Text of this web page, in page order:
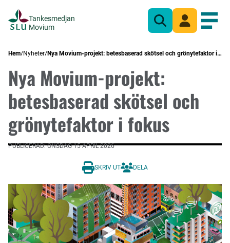
Tankesmedjan
Movium
Sök Mina sidor
Hem Nyheter Nya Movium-projekt: betesbaserad skötsel och grönytefaktor i fokus
Nya Movium-projekt:
betesbaserad skötsel och
grönytefaktor i fokus
PUBLICERAD: ONSDAG 15 APRIL 2026
SKRIV UT DELA